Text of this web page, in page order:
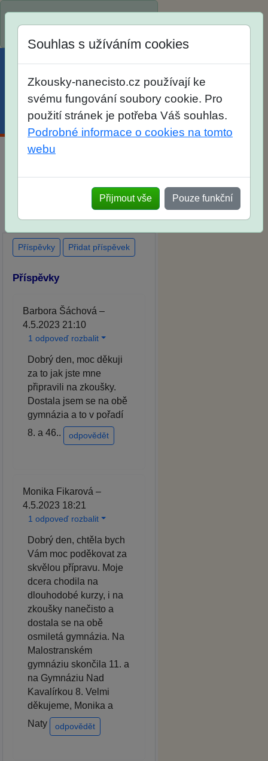
Menu Účet Košík
po skutečných přijímacích
zkouškách
Souhlas s užíváním cookies
Zkousky-nanecisto.cz používají ke
svému fungování soubory cookie. Pro
použití stránek je potřeba Váš souhlas.
Podrobné informace o cookies na tomto
webu
Přijmout vše Pouze funkční
Příspěvky Přidat příspěvek
Příspěvky
Barbora Šáchová –
4.5.2023 21:10
1 odpoveď rozbalit
Dobrý den, moc děkuji
za to jak jste mne
připravili na zkoušky.
Dostala jsem se na obě
gymnázia a to v pořadí
8. a 46..
odpovědět
Monika Fikarová –
4.5.2023 18:21
1 odpoveď rozbalit
Dobrý den, chtěla bych
Vám moc poděkovat za
skvělou přípravu. Moje
dcera chodila na
dlouhodobé kurzy, i na
zkoušky nanečisto a
dostala se na obě
osmiletá gymnázia. Na
Malostranském
gymnáziu skončila 11. a
na Gymnáziu Nad
Kavalírkou 8. Velmi
děkujeme, Monika a
Naty
odpovědět